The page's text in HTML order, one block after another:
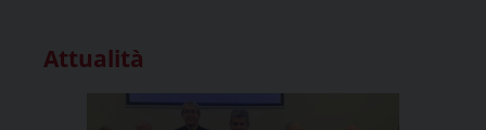
Attualità